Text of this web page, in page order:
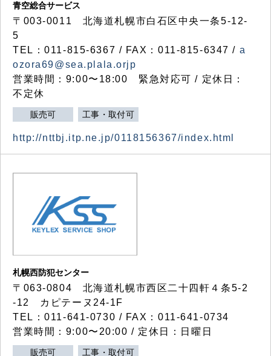
青空総合サービス
〒003-0011 北海道札幌市白石区中央一条5-12-
5
TEL：011-815-6367 / FAX：011-815-6347 / a
ozora69@sea.plala.orjp
営業時間：9:00〜18:00 緊急対応可 / 定休日：
不定休
販売可 工事・取付可
http://nttbj.itp.ne.jp/0118156367/index.html
札幌西防犯センター
〒063-0804 北海道札幌市西区二十四軒４条5-2
-12 カピテーヌ24-1F
TEL：011-641-0730 / FAX：011-641-0734
営業時間：9:00〜20:00 / 定休日：日曜日
販売可 工事・取付可